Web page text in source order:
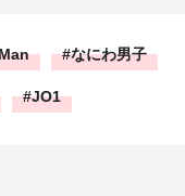
なにわ男子
JO1